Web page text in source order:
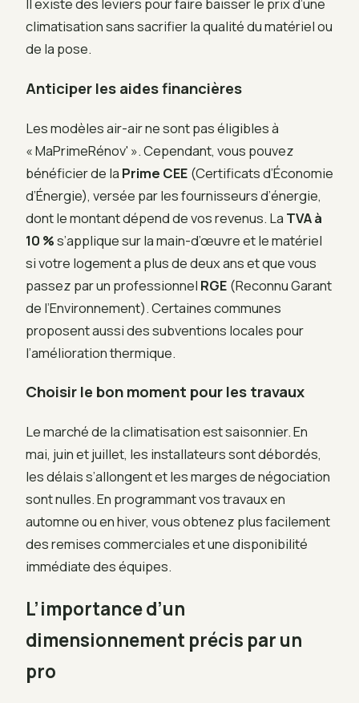
Il existe des leviers pour faire baisser le prix d’une
climatisation sans sacrifier la qualité du matériel ou
de la pose.
Anticiper les aides financières
Les modèles air-air ne sont pas éligibles à
« MaPrimeRénov' ». Cependant, vous pouvez
bénéficier de la Prime CEE (Certificats d’Économie
d’Énergie), versée par les fournisseurs d’énergie,
dont le montant dépend de vos revenus. La TVA à
10 %s’applique sur la main-d’œuvre et le matériel
si votre logement a plus de deux ans et que vous
passez par un professionnel RGE (Reconnu Garant
de l’Environnement). Certaines communes
proposent aussi des subventions locales pour
l’amélioration thermique.
Choisir le bon moment pour les travaux
Le marché de la climatisation est saisonnier. En
mai, juin et juillet, les installateurs sont débordés,
les délais s’allongent et les marges de négociation
sont nulles. En programmant vos travaux en
automne ou en hiver, vous obtenez plus facilement
des remises commerciales et une disponibilité
immédiate des équipes.
L’importance d’un
dimensionnement précis par un
pro